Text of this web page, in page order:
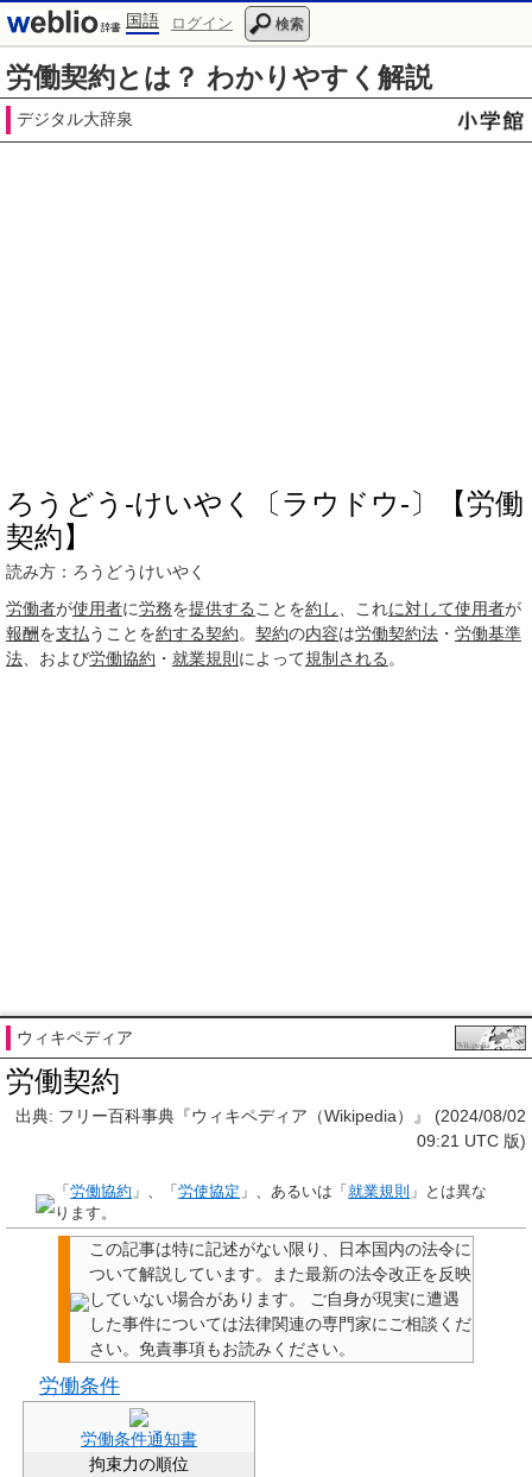
国語 ログイン 検索
労働契約とは？ わかりやすく解説
デジタル大辞泉
ろうどう‐けいやく〔ラウドウ‐〕【労働
契約】
読み方：ろうどうけいやく
労働者が使用者に労務を提供する ことを約し 、これに対して使用者が
報酬を支払うことを約する契約。 契約の内容は労働契約法 ・ 労働基準
法 、および労働協約 ・ 就業規則 によって規制される 。
ウィキペディア
労働契約
出典: フリー百科事典『ウィキペディア（Wikipedia）』 (2024/08/02
09:21 UTC 版)
「労働協約 」、「労使協定 」、あるいは「就業規則 」とは異な
ります。
この記事は特に記述がない限り、日本国内の法令に
ついて解説しています。また最新の法令改正を反映
していない場合があります。
ご自身が現実に遭遇
した事件については法律関連の専門家にご相談くだ
さい。 免責事項もお読みください。
労働条件
労働条件通知書
拘束力の順位